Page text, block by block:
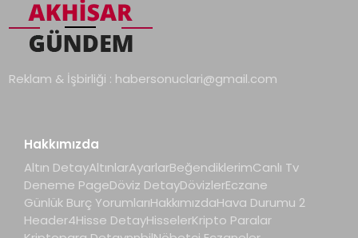
Reklam & İşbirliği : habersonuclari@gmail.com
Hakkımızda
Altın DetayAltınlarAyarlarBeğendiklerimCanlı Tv
Deneme PageDöviz DetayDövizlerEczane
Günlük Burç YorumlarıHakkımızdaHava Durumu 2
Header4Hisse DetayHisselerKripto Paralar